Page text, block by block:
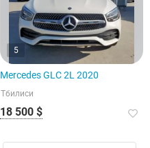
5
Mercedes GLC 2L 2020
Тбилиси
18 500 $